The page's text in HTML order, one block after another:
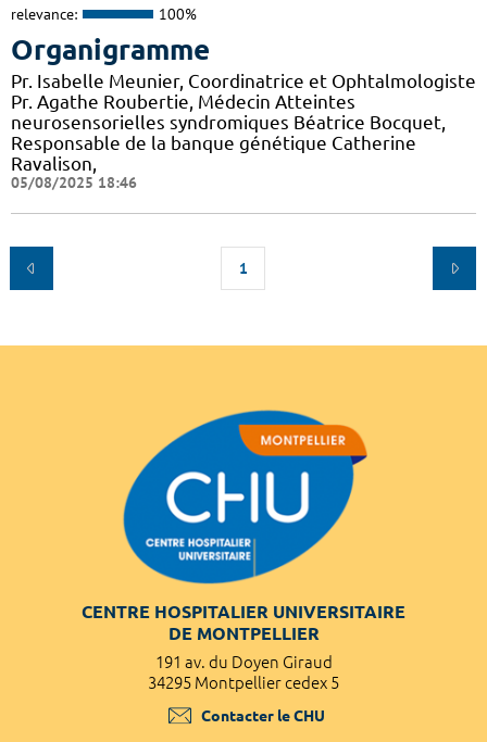
relevance: 100%
Organigramme
Pr. Isabelle Meunier, Coordinatrice et Ophtalmologiste
Pr. Agathe Roubertie, Médecin Atteintes
neurosensorielles syndromiques Béatrice Bocquet,
Responsable de la banque génétique Catherine
Ravalison,
05/08/2025 18:46
1
CENTRE HOSPITALIER UNIVERSITAIRE
DE MONTPELLIER
191 av. du Doyen Giraud
34295 Montpellier cedex 5
Contacter le CHU